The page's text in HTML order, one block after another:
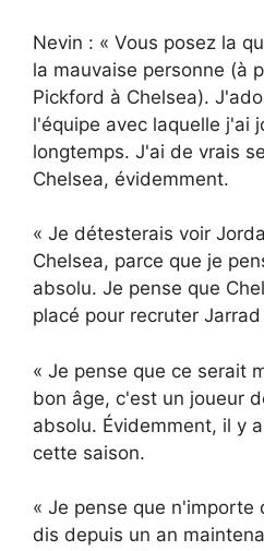
Nevin : « Vous posez la
la mauvaise personne (à
Pickford à Chelsea).
l'équipe avec laquelle j'ai
longtemps. J'ai de vrais
Chelsea, évidemment.
« Je détesterais voir
Chelsea, parce que je
absolu. Je pense que
placé pour recruter
« Je pense que ce serait
bon âge, c'est un joueur
absolu. Évidemment, il y
cette saison.
« Je pense que n'importe
dis depuis un an